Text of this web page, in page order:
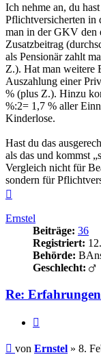
Ich nehme an, du
Pflichtversicherten in
man in der GKV den
Zusatzbeitrag
als Pensionär zahlt
Z.). Hat man weitere
Auszahlung einer
% (plus Z.). Hinzu
%:2= 1,7 % aller
Kinderlose.
Hast du das
als das und kommst
Vergleich nicht für
sondern für
Ernstel
Beiträge: 36
Registriert:
Behörde:
Geschlecht:
Re:
Beitrag
von Ernstel » 8.